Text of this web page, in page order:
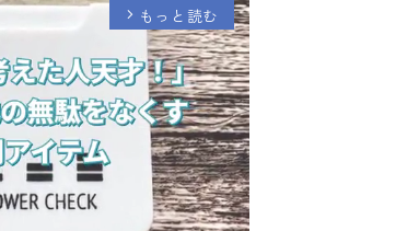
arrow_forward_ios もっと読む